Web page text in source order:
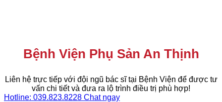
Bệnh Viện Phụ Sản An Thịnh
Liên hệ trực tiếp với đội ngũ bác sĩ tại Bệnh Viện để được tư
vấn chi tiết và đưa ra lộ trình điều trị phù hợp!
Hotline: 039.823.8228 Chat ngay